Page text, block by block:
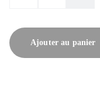
Ajouter au panier